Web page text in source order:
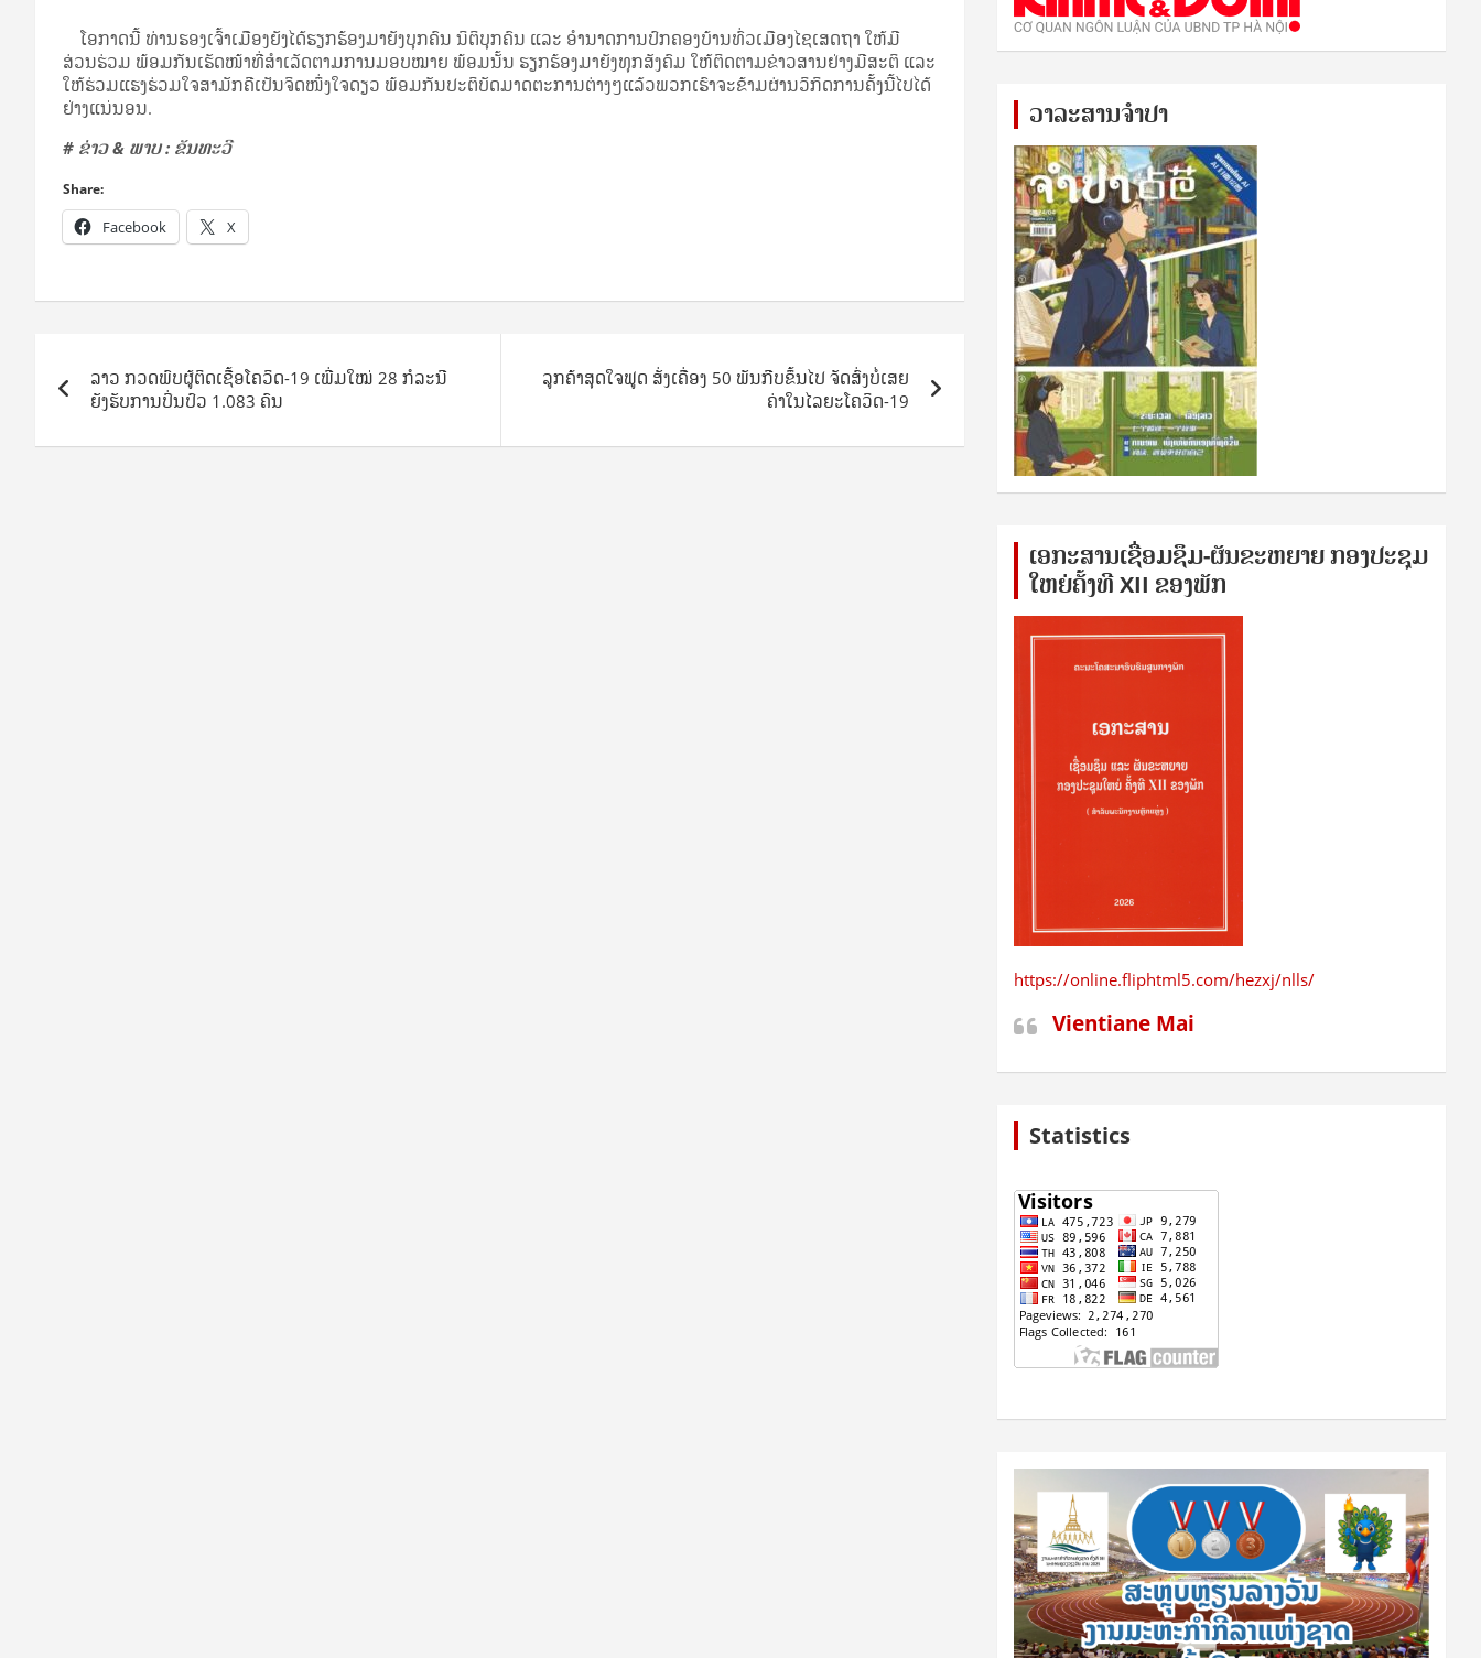
ໂອກາດນີ້ ທ່ານຮອງເຈົ້າເມືອງຍັງໄດ້ຮຽກຮ້ອງມາຍັງບຸກຄົນ ນິຕິບຸກຄົນ ແລະ ອໍານາດການປົກຄອງບ້ານທົ່ວເມືອງໄຊເສດຖາ ໃຫ້ມີ
ສ່ວນຮ່ວມ ພ້ອມກັນເຮັດໜ້າທີ່ສໍາເລັດຕາມການມອບໝາຍ ພ້ອມນັ້ນ ຮຽກຮ້ອງມາຍັງທຸກສັງຄົມ ໃຫ້ຕິດຕາມຂ່າວສານຢ່າງມີສະຕິ ແລະ
ໃຫ້ຮ່ວມແຮງຮ່ວມໃຈສາມັກຄີເປັນຈິດໜຶ່ງໃຈດຽວ ພ້ອມກັນປະຕິບັດມາດຕະການຕ່າງໆແລ້ວພວກເຮົາຈະຂ້າມຜ່ານວິກິດການຄັ້ງນີ້ໄປໄດ້
ຢ່າງແນ່ນອນ.
# ຂ່າວ & ພາບ : ຂັນທະວີ
Share:
Facebook X
navigation
ລາວ ກວດພົບຜູ້ຕິດເຊື້ອໂຄວິດ-19 ເພີ່ມໃໝ່ 28 ກໍລະນີ
ຍັງຮັບການປິ່ນປົວ 1.083 ຄົນ
ລູກຄ້າສຸດໃຈຟູດ ສັ່ງເຄື່ອງ 50 ພັນກີບຂຶ້ນໄປ ຈັດສົ່ງບໍ່ເສຍ
ຄ່າໃນໄລຍະໂຄວິດ-19
ວາລະສານຈຳປາ
ເອກ​ະ​ສານ​ເຊ​ື່ອມ​ຊ​ຶມ-ຜັນ​ຂະ​ຫ​ຍາຍ ກອງ​ປະ​ຊຸມ​
ໃຫຍ່​ຄັ້ງ​ທີ XII ຂອງ​ພັກ
https://online.fliphtml5.com/hezxj/nlls/
Vientiane Mai
Statistics